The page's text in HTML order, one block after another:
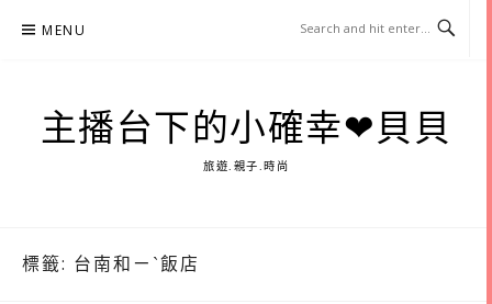
MENU
主播台下的小確幸❤貝貝
旅遊.親子.時尚
標籤: 台南和ㄧˋ飯店